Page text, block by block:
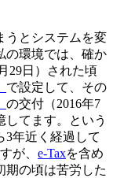
うとシステムを変
の環境では、確か
29日）された頃
で設定して、その
の交付（2016年7
してます。という
3年近く経過して
が、 e-Taxを含め
期の頃は苦労した